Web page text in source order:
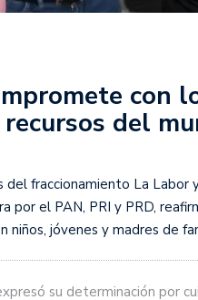
con
del
fraccionamiento La Labor
por el PAN, PRI y PRD,
niños, jóvenes y madres de
su determinación por